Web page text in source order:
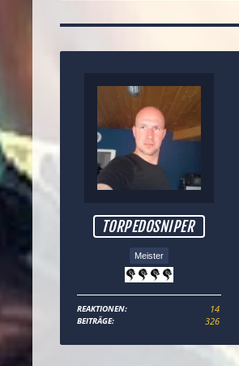
TORPEDOSNIPER
Meister
REAKTIONEN 14
BEITRÄGE 326